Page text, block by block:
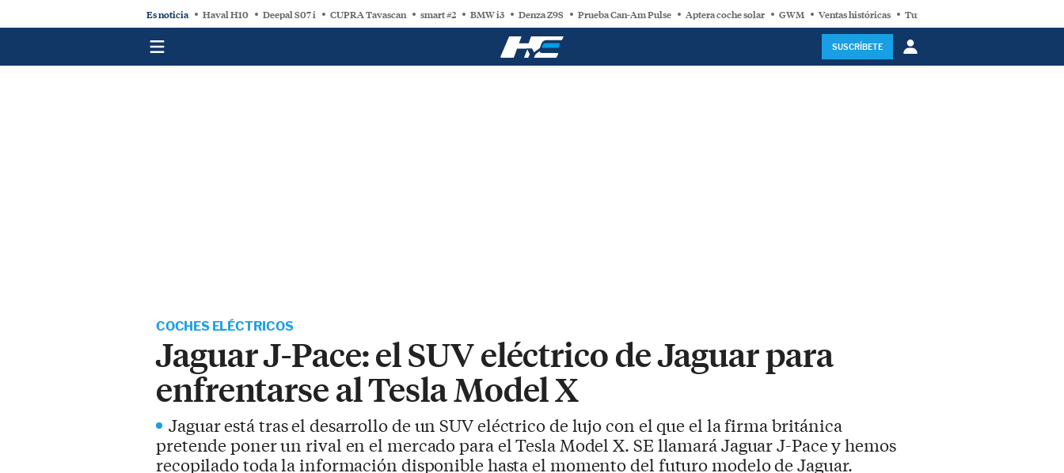
Es noticia Haval H10 Deepal S07 i CUPRA Tavascan smart #2 BMW i3 Denza Z9S Prueba Can-Am Pulse Aptera coche solar GWM Ventas históricas Turbina eólica
SUSCRÍBETE
COCHES ELÉCTRICOS
Jaguar J-Pace: el SUV eléctrico de Jaguar para
enfrentarse al Tesla Model X
Jaguar está tras el desarrollo de un SUV eléctrico de lujo con el que el la firma británica
pretende poner un rival en el mercado para el Tesla Model X. SE llamará Jaguar J-Pace y hemos
recopilado toda la información disponible hasta el momento del futuro modelo de Jaguar.